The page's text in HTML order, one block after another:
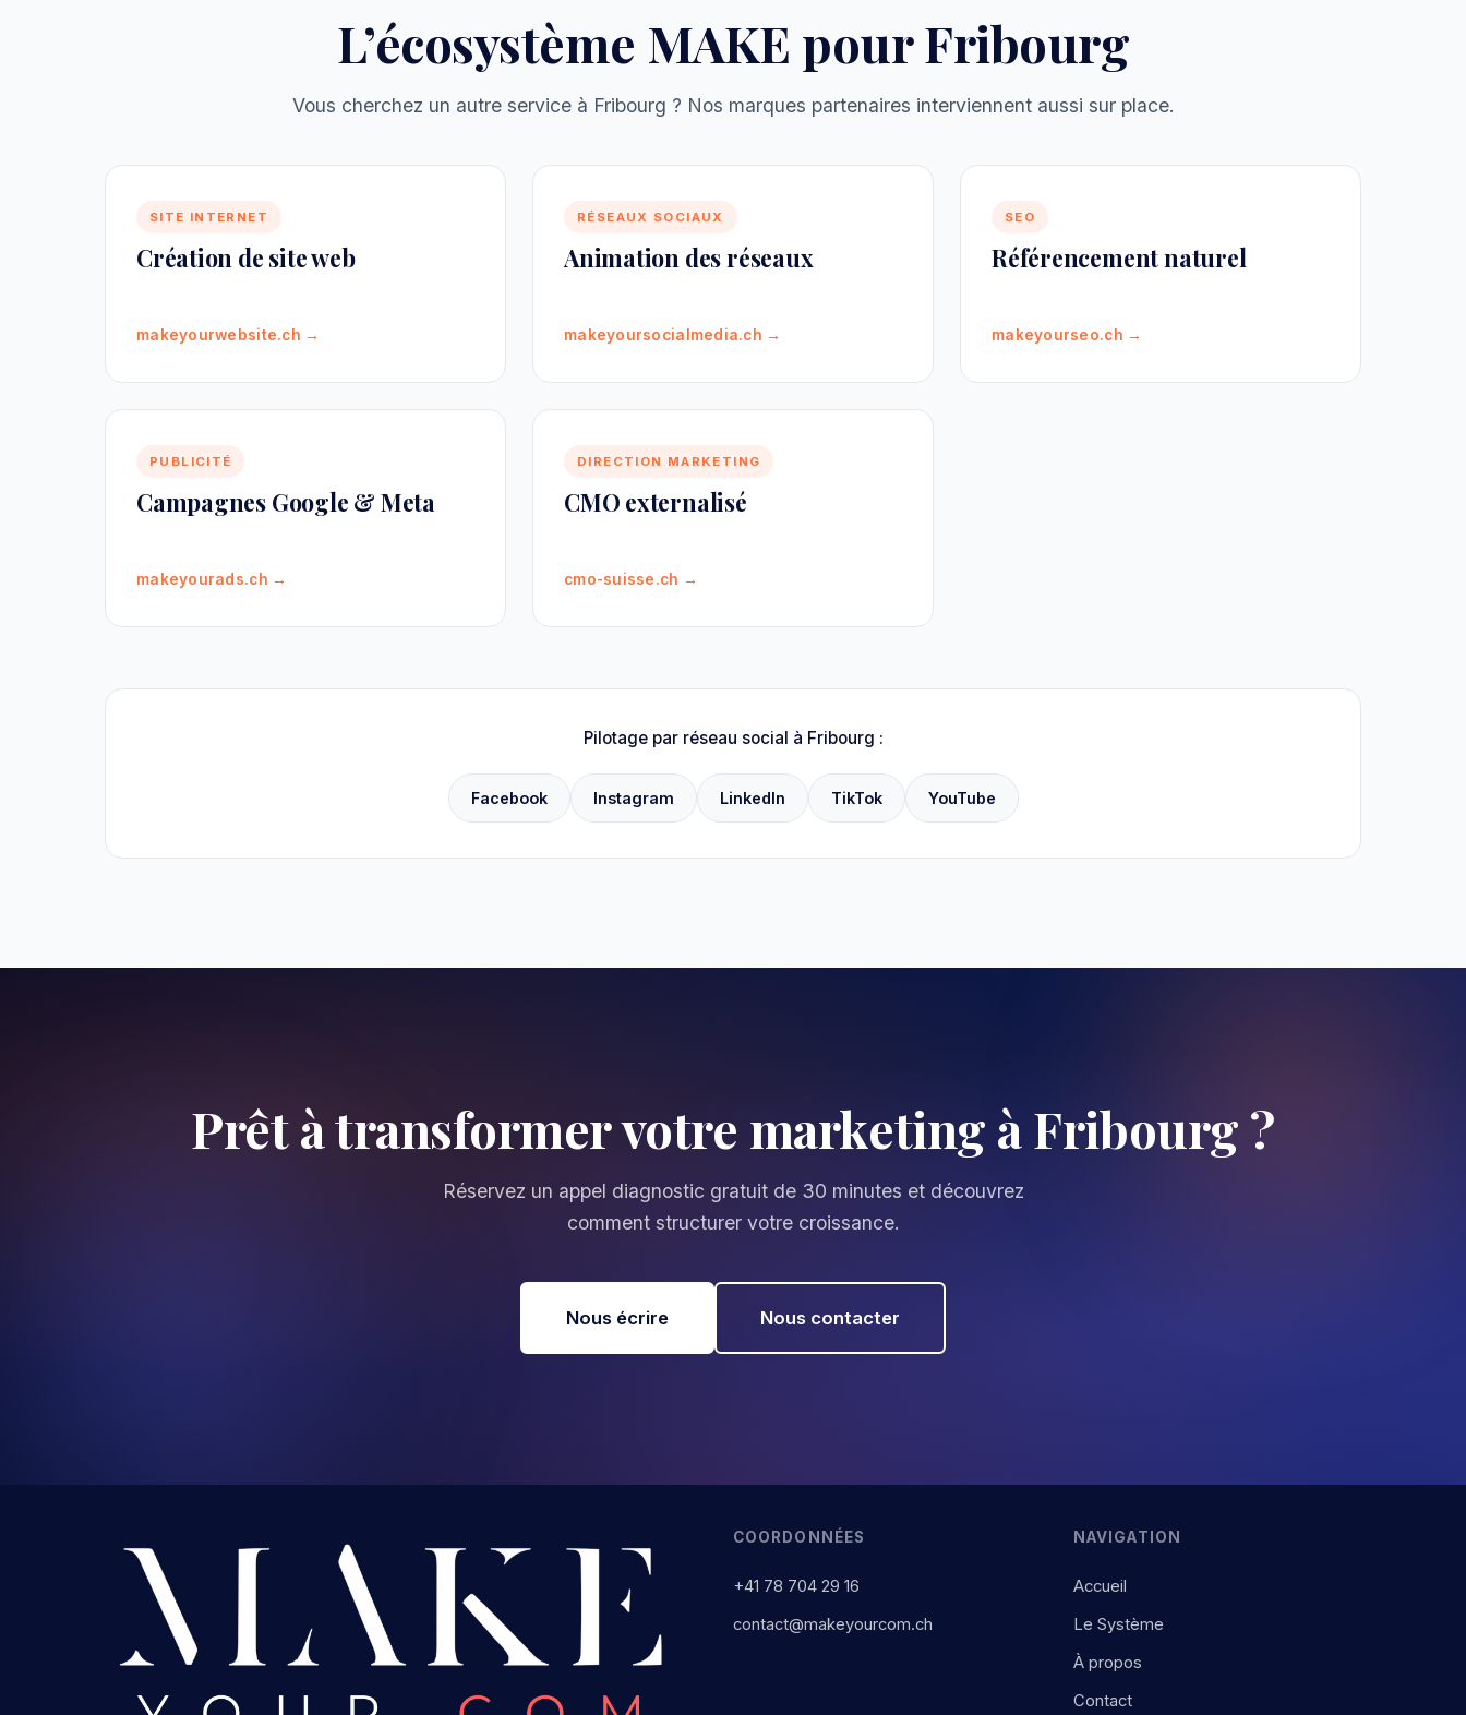
L’écosystème MAKE pour Fribourg
Vous cherchez un autre service à Fribourg ? Nos marques partenaires interviennent aussi sur place.
SITE INTERNET
Création de site web
makeyourwebsite.ch →
RÉSEAUX SOCIAUX
Animation des réseaux
makeyoursocialmedia.ch →
SEO
Référencement naturel
makeyourseo.ch →
PUBLICITÉ
Campagnes Google & Meta
makeyourads.ch →
DIRECTION MARKETING
CMO externalisé
cmo-suisse.ch →
Pilotage par réseau social à Fribourg :
Facebook Instagram LinkedIn TikTok YouTube
Prêt à transformer votre marketing à Fribourg ?
Réservez un appel diagnostic gratuit de 30 minutes et découvrez
comment structurer votre croissance.
Nous écrire Nous contacter
COORDONNÉES
+41 78 704 29 16
contact@makeyourcom.ch
NAVIGATION
Accueil
Le Système
À propos
Contact